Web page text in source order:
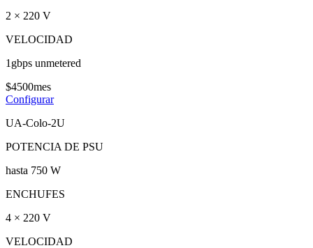
2 × 220 V
VELOCIDAD
1gbps unmetered
$4500mes
Configurar
UA-Colo-2U
POTENCIA DE PSU
hasta 750 W
ENCHUFES
4 × 220 V
VELOCIDAD